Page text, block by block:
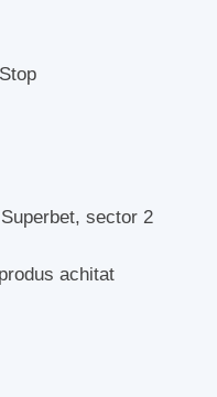
sector 2
achitat